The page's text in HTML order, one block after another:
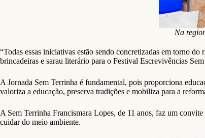
Na
“Todas essas iniciativas estão sendo concretizadas em torno
brincadeiras e sarau literário para o Festival Escrevivências
A Jornada Sem Terrinha é fundamental, pois proporciona
valoriza a educação, preserva tradições e mobiliza para a
A Sem Terrinha Francismara Lopes, de 11 anos, faz um
cuidar do meio ambiente.